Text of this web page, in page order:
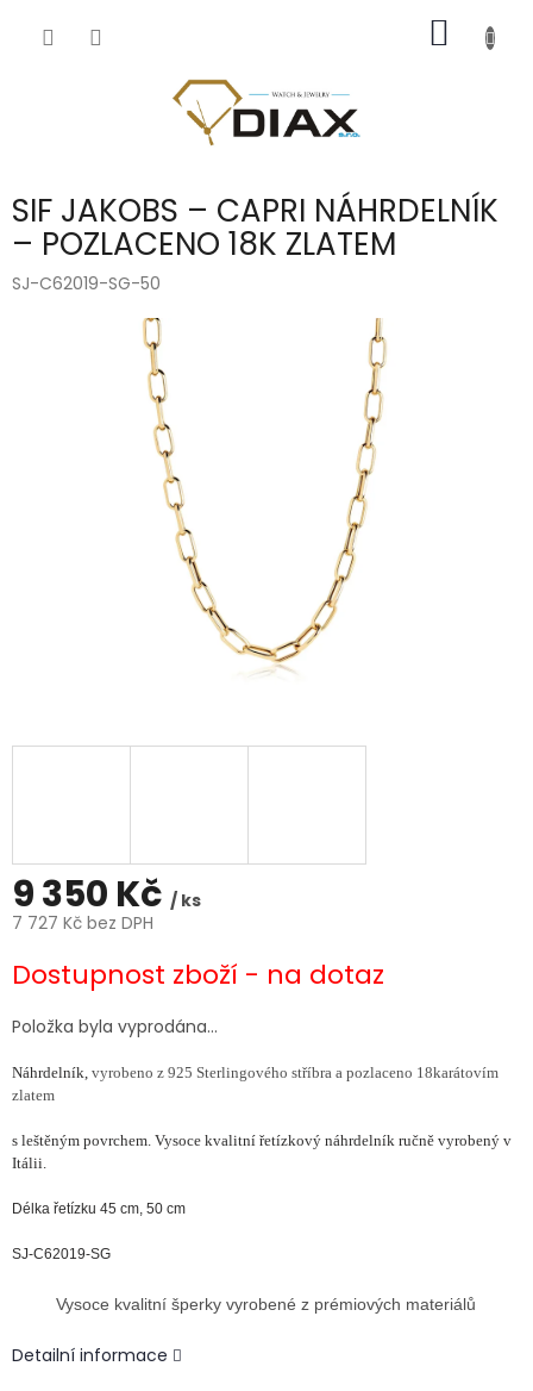
KOŠÍK
SIF JAKOBS – CAPRI NÁHRDELNÍK
– POZLACENO 18K ZLATEM
SJ-C62019-SG-50
9 350 Kč / ks
7 727 Kč bez DPH
cena:
Dostupnost zboží - na dotaz
Položka byla vyprodána…
Náhrdelník, vyrobeno z 925 Sterlingového stříbra a pozlaceno 18karátovím
zlatem
s leštěným povrchem. Vysoce kvalitní řetízkový náhrdelník ručně vyrobený v
Itálii.
Délka řetízku 45 cm, 50 cm
SJ-C62019-SG
Vysoce kvalitní šperky vyrobené z prémiových materiálů
Detailní informace